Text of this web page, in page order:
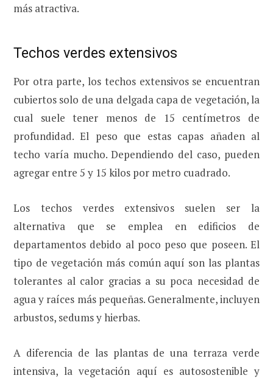
más atractiva.
Techos verdes extensivos
Por otra parte, los techos extensivos se encuentran
cubiertos solo de una delgada capa de vegetación, la
cual suele tener menos de 15 centímetros de
profundidad. El peso que estas capas añaden al
techo varía mucho. Dependiendo del caso, pueden
agregar entre 5 y 15 kilos por metro cuadrado.
Los techos verdes extensivos suelen ser la
alternativa que se emplea en edificios de
departamentos debido al poco peso que poseen. El
tipo de vegetación más común aquí son las plantas
tolerantes al calor gracias a su poca necesidad de
agua y raíces más pequeñas. Generalmente, incluyen
arbustos, sedums y hierbas.
A diferencia de las plantas de una terraza verde
intensiva, la vegetación aquí es autosostenible y